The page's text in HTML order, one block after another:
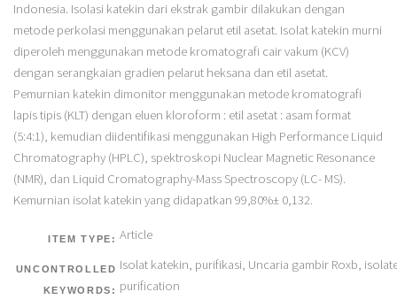
Indonesia. Isolasi katekin dari ekstrak gambir dilakukan dengan
metode perkolasi menggunakan pelarut etil asetat. Isolat katekin murni
diperoleh menggunakan metode kromatografi cair vakum (KCV)
dengan serangkaian gradien pelarut heksana dan etil asetat.
Pemurnian katekin dimonitor menggunakan metode kromatografi
lapis tipis (KLT) dengan eluen kloroform : etil asetat : asam format
(5:4:1), kemudian diidentifikasi menggunakan High Performance Liquid
Chromatography (HPLC), spektroskopi Nuclear Magnetic Resonance
(NMR), dan Liquid Cromatography-Mass Spectroscopy (LC- MS).
Kemurnian isolat katekin yang didapatkan 99,80%± 0,132.
ITEM TYPE: Article
UNCONTROLLED
KEYWORDS:
Isolat katekin, purifikasi, Uncaria gambir Roxb,
purification